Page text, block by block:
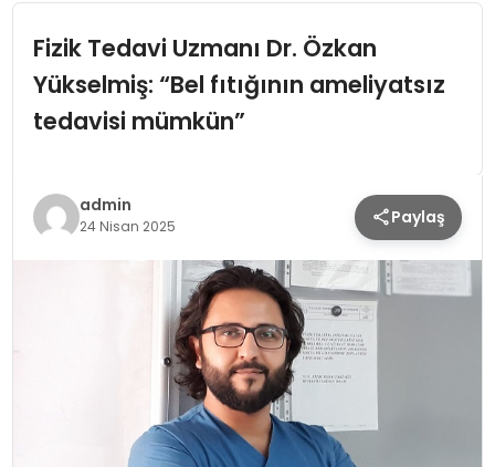
EĞITIM
MAGAZIN
KÜLTÜR & SANAT
Fizik Tedavi Uzmanı Dr. Özkan
Yükselmiş: “Bel fıtığının ameliyatsız
tedavisi mümkün”
admin
24 Nisan 2025 Paylaş